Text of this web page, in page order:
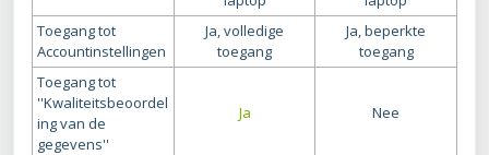
Toegang tot
Accountinstellingen
Ja, volledige
toegang
Ja, beperkte
toegang
Toegang tot
''Kwaliteitsbeoordel
ing van de
gegevens''
Ja Nee